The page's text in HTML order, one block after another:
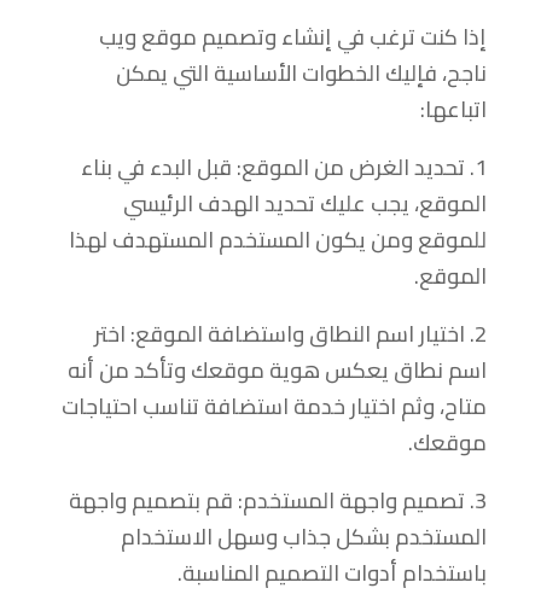
إذا كنت ترغب في إنشاء وتصميم موقع ويب
ناجح، فإليك الخطوات الأساسية التي يمكن
اتباعها:
1. تحديد الغرض من الموقع: قبل البدء في بناء
الموقع، يجب عليك تحديد الهدف الرئيسي
للموقع ومن يكون المستخدم المستهدف لهذا
الموقع.
2. اختيار اسم النطاق واستضافة الموقع: اختر
اسم نطاق يعكس هوية موقعك وتأكد من أنه
متاح، وثم اختيار خدمة استضافة تناسب احتياجات
موقعك.
3. تصميم واجهة المستخدم: قم بتصميم واجهة
المستخدم بشكل جذاب وسهل الاستخدام
باستخدام أدوات التصميم المناسبة.